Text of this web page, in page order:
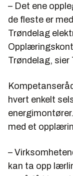
– Det ene
de fleste er
Trøndelag
Trøndelag, sier
hvert enkelt
med et
–
kan ta opp